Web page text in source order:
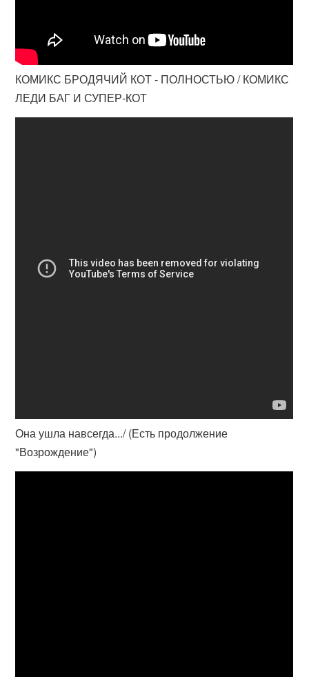
КОМИКС БРОДЯЧИЙ КОТ - ПОЛНОСТЬЮ / КОМИКС
ЛЕДИ БАГ И СУПЕР-КОТ
Она ушла навсегда.../ (Есть продолжение
"Возрождение")